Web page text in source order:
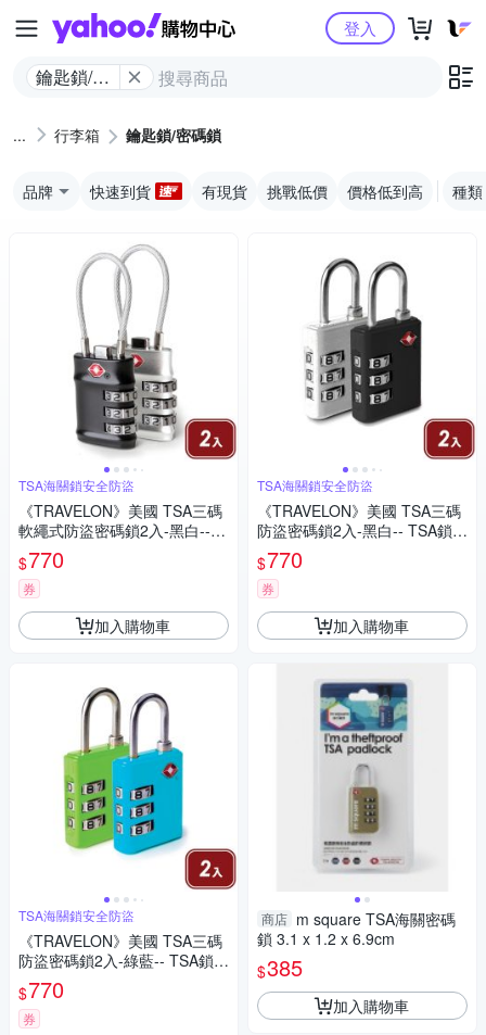
Yahoo購物中心
鑰匙鎖/密
登入
行李箱 鑰匙鎖/密碼鎖
品牌 快速到貨 有現貨 挑戰低價 價格低到高 種類
TSA海關鎖安全防盜
《TRAVELON》美國 TSA三碼
軟繩式防盜密碼鎖2入-黑白--
軟繩密碼鎖 TSA鎖
$770
券
加入購物車
TSA海關鎖安全防盜
《TRAVELON》美國 TSA三碼
防盜密碼鎖2入-綠藍-- TSA鎖
密碼鎖
$770
券
TSA海關鎖安全防盜
《TRAVELON》美國 TSA三碼
防盜密碼鎖2入-黑白-- TSA鎖
密碼鎖
$770
券
加入購物車
商店 m square TSA海關密碼
鎖 3.1 x 1.2 x 6.9cm
$385
加入購物車